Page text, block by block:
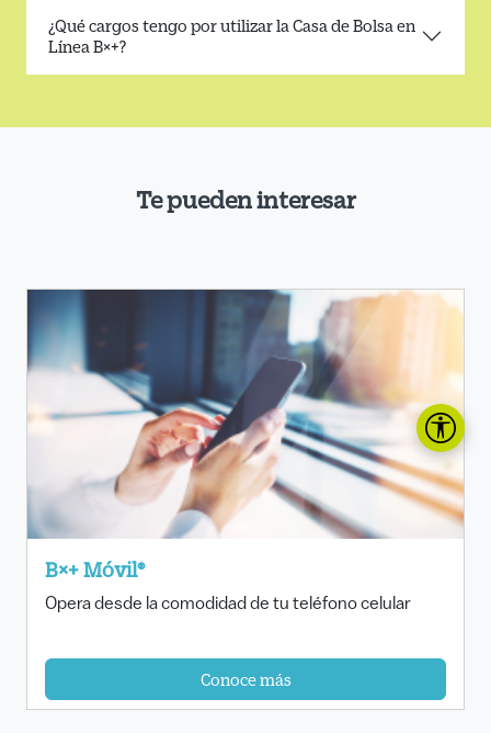
¿Qué cargos tengo por utilizar la Casa de Bolsa en
Línea B×+?
Te pueden interesar
B×+ Móvil®
Opera desde la comodidad de tu teléfono celular
Conoce más